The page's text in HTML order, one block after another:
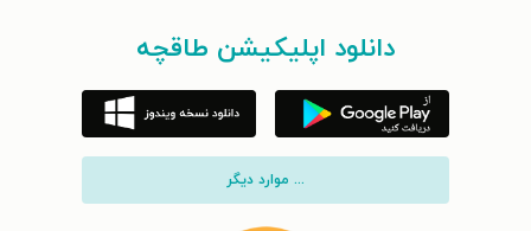
دانلود اپلیکیشن طاقچه
... موارد دیگر